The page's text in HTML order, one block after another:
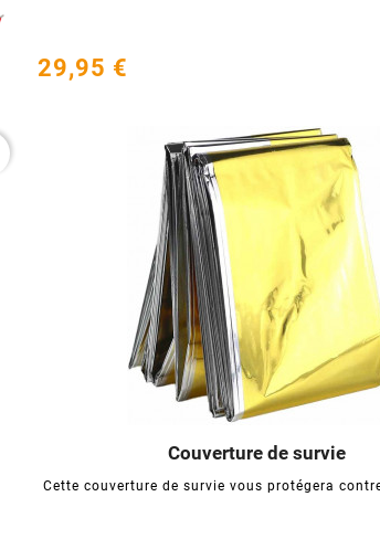
29,95 €
Couverture de survie
Cette couverture de survie vous protégera
   